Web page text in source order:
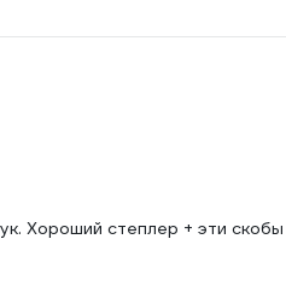
Хороший степлер + эти скобы